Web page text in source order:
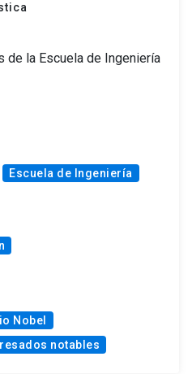
de la Escuela de Ingeniería
Escuela de Ingeniería
Nobel
notables